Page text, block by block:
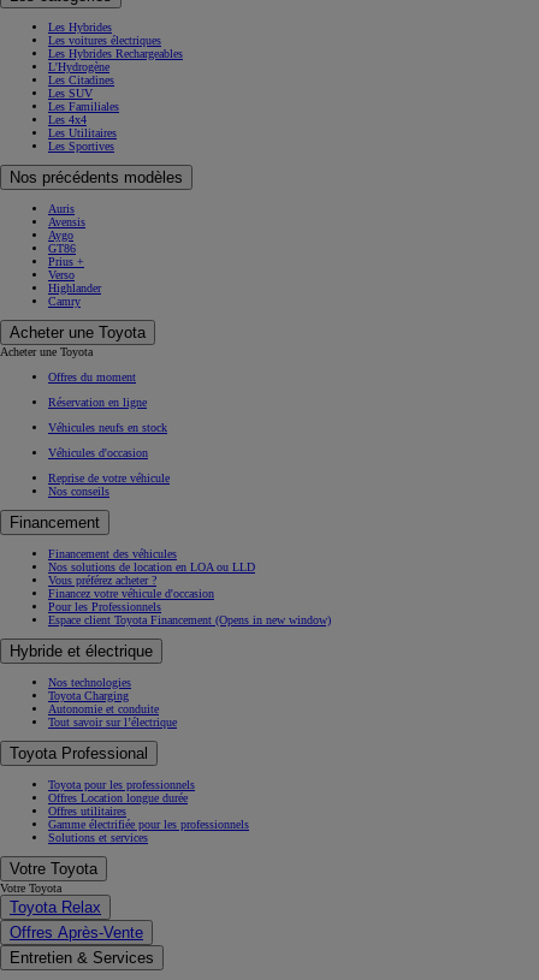
Les Hybrides
Les voitures électriques
Les Hybrides Rechargeables
L'Hydrogène
Les Citadines
Les SUV
Les Familiales
Les 4x4
Les Utilitaires
Les Sportives
Nos précédents modèles
Auris
Avensis
Aygo
GT86
Prius +
Verso
Highlander
Camry
Acheter une Toyota
Acheter une Toyota
Offres du moment
Réservation en ligne
Véhicules neufs en stock
Véhicules d'occasion
Reprise de votre véhicule
Nos conseils
Financement
Financement des véhicules
Nos solutions de location en LOA ou LLD
Vous préférez acheter ?
Financez votre véhicule d'occasion
Pour les Professionnels
Espace client Toyota Financement (Opens in new window)
Hybride et électrique
Nos technologies
Toyota Charging
Autonomie et conduite
Tout savoir sur l’électrique
Toyota Professional
Toyota pour les professionnels
Offres Location longue durée
Offres utilitaires
Gamme électrifiée pour les professionnels
Solutions et services
Votre Toyota
Votre Toyota
Toyota Relax
Offres Après-Vente
Entretien & Services